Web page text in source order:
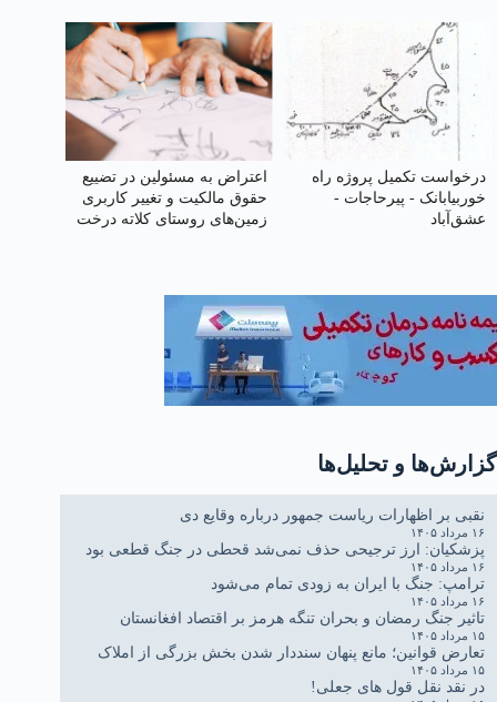
درخواست تکمیل پروژه راه
خوربیابانک - پیرحاجات -
عشق‌آباد
اعتراض به مسئولین در تضییع
حقوق مالکیت و تغییر کاربری
زمین‌های روستای کلاته درخت
گزارش‌ها و تحلیل‌ها
نقبی بر اظهارات ریاست جمهور درباره وقایع دی
۱۶ مرداد ۱۴۰۵
پزشکیان: ارز ترجیحی حذف نمی‌شد قحطی در جنگ قطعی بود
۱۶ مرداد ۱۴۰۵
ترامپ: جنگ با ایران به زودی تمام می‌شود
۱۶ مرداد ۱۴۰۵
تاثیر جنگ رمضان و بحران تنگه هرمز بر اقتصاد افغانستان
۱۵ مرداد ۱۴۰۵
تعارض قوانین؛ مانع پنهان سنددار شدن بخش بزرگی از املاک
۱۵ مرداد ۱۴۰۵
در نقد نقل قول های جعلی!